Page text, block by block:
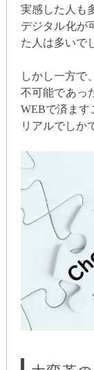
実感した人も
デジタル化が
た人は多いで
しかし一方で
不可能であっ
WEBで済ます
リアルでしか